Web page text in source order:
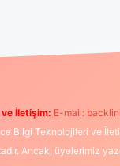
ve İletişim: E-mail:
Bilgi Teknolojileri ve
Ancak, üyelerimiz